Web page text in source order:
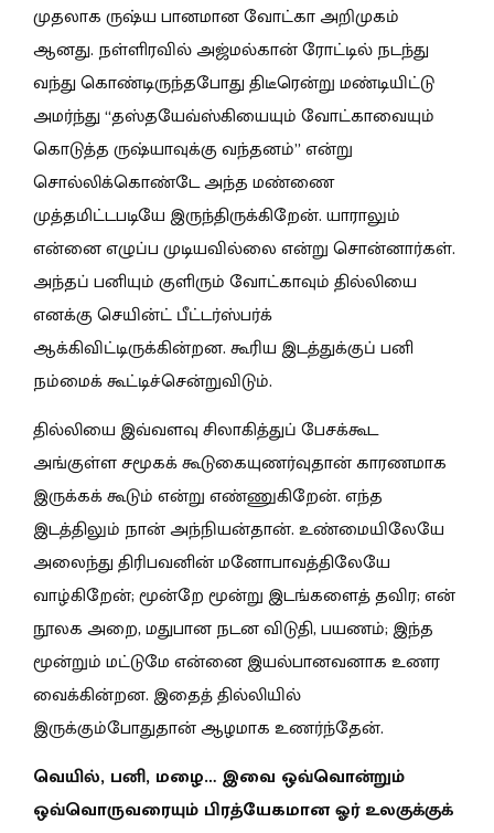
முதலாக ருஷ்ய பானமான வோட்கா அறிமுகம்
ஆனது. நள்ளிரவில் அஜ்மல்கான் ரோட்டில் நடந்து
வந்து கொண்டிருந்தபோது திடீரென்று மண்டியிட்டு
அமர்ந்து “தஸ்தயேவ்ஸ்கியையும் வோட்காவையும்
கொடுத்த ருஷ்யாவுக்கு வந்தனம்” என்று
சொல்லிக்கொண்டே அந்த மண்ணை
முத்தமிட்டபடியே இருந்திருக்கிறேன். யாராலும்
என்னை எழுப்ப முடியவில்லை என்று சொன்னார்கள்.
அந்தப் பனியும் குளிரும் வோட்காவும் தில்லியை
எனக்கு செயின்ட் பீட்டர்ஸ்பர்க்
ஆக்கிவிட்டிருக்கின்றன. கூரிய இடத்துக்குப் பனி
நம்மைக் கூட்டிச்சென்றுவிடும்.
தில்லியை இவ்வளவு சிலாகித்துப் பேசக்கூட
அங்குள்ள சமூகக் கூடுகையுணர்வுதான் காரணமாக
இருக்கக் கூடும் என்று எண்ணுகிறேன். எந்த
இடத்திலும் நான் அந்நியன்தான். உண்மையிலேயே
அலைந்து திரிபவனின் மனோபாவத்திலேயே
வாழ்கிறேன்; மூன்றே மூன்று இடங்களைத் தவிர; என்
நூலக அறை, மதுபான நடன விடுதி, பயணம்; இந்த
மூன்றும் மட்டுமே என்னை இயல்பானவனாக உணர
வைக்கின்றன. இதைத் தில்லியில்
இருக்கும்போதுதான் ஆழமாக உணர்ந்தேன்.
வெயில், பனி, மழை… இவை ஒவ்வொன்றும்
ஒவ்வொருவரையும் பிரத்யேகமான ஓர் உலகுக்குக்